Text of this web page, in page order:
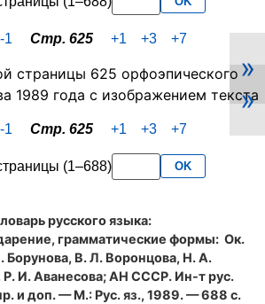
-1 Стр. 625 +1 +3 +7
»
»
-1 Стр. 625 +1 +3 +7
(1–688) OK
русского языка:
грамматические формы: Ок.
Борунова, В. Л. Воронцова, Н. А.
Р. И. Аванесова; АН СССР. Ин-т рус.
и доп. — М.: Рус. яз., 1989. — 688 с.